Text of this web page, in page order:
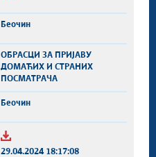
Беочин
ОБРАСЦИ ЗА ПРИЈАВУ
ДОМАЋИХ И СТРАНИХ
ПОСМАТРАЧА
Беочин
29.04.2024 18:17:08